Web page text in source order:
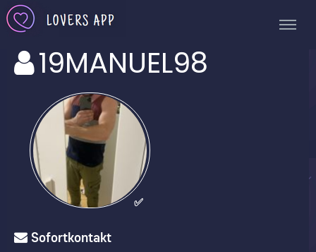
19MANUEL98
✅
Sofortkontakt